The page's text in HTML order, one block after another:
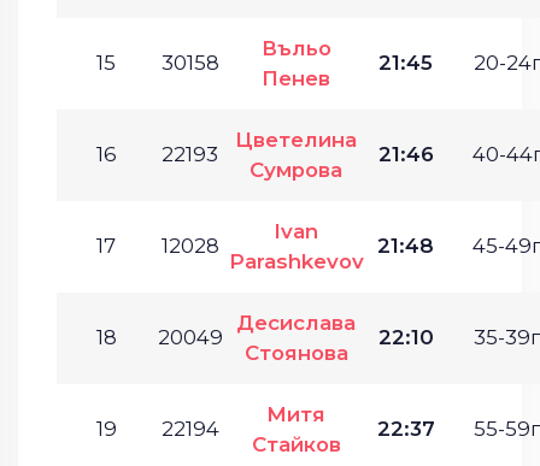
15 30158
Въльо
Пенев
21:45 20-
16 22193
Цветелина
Сумрова
21:46 40-
17 12028
Ivan
Parashkevov
21:48 45-
18 20049
Десислава
Стоянова
22:10 35-
19 22194
Митя
Стайков
22:37 55-